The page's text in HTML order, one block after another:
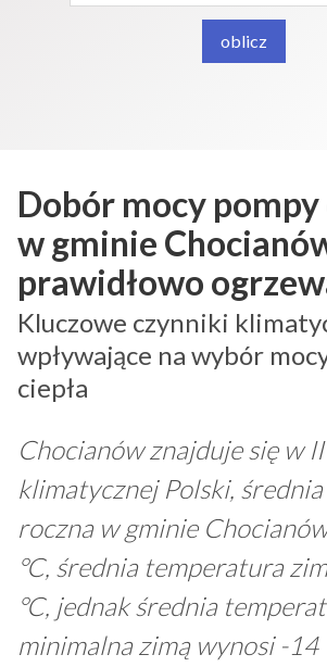
oblicz
Dobór mocy pompy
w gminie
prawidłowo
Kluczowe czynniki
wpływające na wybór
ciepła
Chocianów znajduje się w
klimatycznej Polski,
roczna w gminie
°C, średnia temperatura
°C, jednak średnia
minimalna zimą wynosi -14